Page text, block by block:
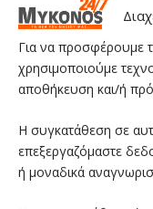
Για να προσφέρουμε
χρησιμοποιούμε
αποθήκευση και/ή
Η συγκατάθεση σε
επεξεργαζόμαστε
ή μοναδικά